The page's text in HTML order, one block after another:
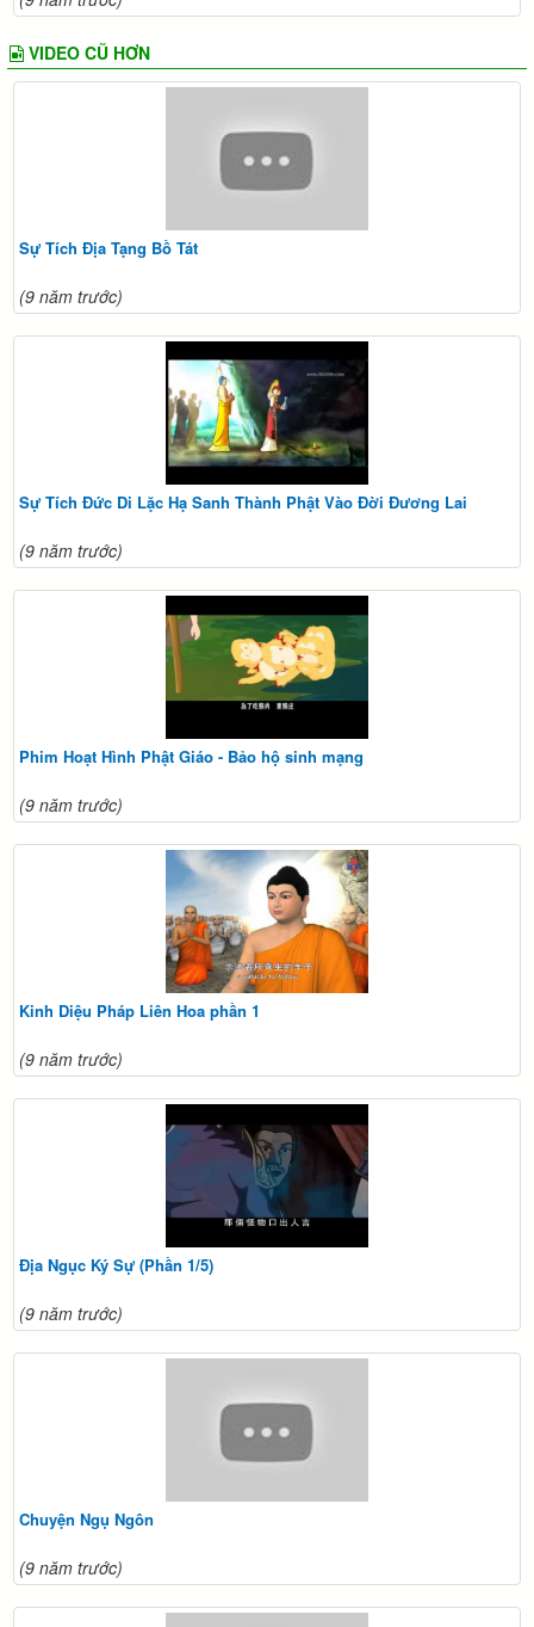
VIDEO CŨ HƠN
Sự Tích Địa Tạng Bồ Tát
(9 năm trước)
Sự Tích Đức Di Lặc Hạ Sanh Thành Phật Vào Đời Đương Lai
(9 năm trước)
Phim Hoạt Hình Phật Giáo - Bảo hộ sinh mạng
(9 năm trước)
Kinh Diệu Pháp Liên Hoa phần 1
(9 năm trước)
Địa Ngục Ký Sự (Phần 1/5)
(9 năm trước)
Chuyện Ngụ Ngôn
(9 năm trước)